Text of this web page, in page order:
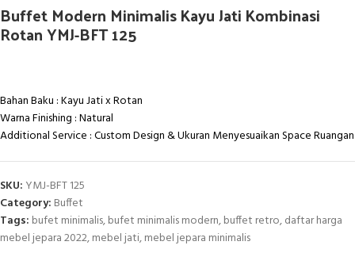
Buffet Modern Minimalis Kayu Jati Kombinasi
Rotan YMJ-BFT 125
Bahan Baku : Kayu Jati x Rotan
Warna Finishing : Natural
Additional Service : Custom Design & Ukuran Menyesuaikan Space Ruangan
SKU: YMJ-BFT 125
Category: Buffet
Tags: bufet minimalis,bufet minimalis modern,buffet retro,daftar harga
mebel jepara 2022,mebel jati,mebel jepara minimalis